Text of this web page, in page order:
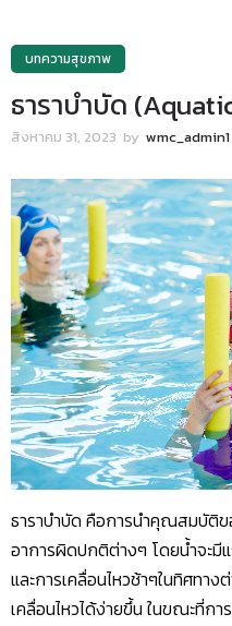
บทความสุขภาพ
ธาราบำบัด
สิงหาคม 31, 2023 by wmc_admin1
ธาราบำบัด คือการนำคุณสมบัติข
อาการผิดปกติต่างๆ โดยน้ำจะ
และการเคลื่อนไหวช้าๆในทิศทา
เคลื่อนไหวได้ง่ายขึ้น ในขณะที่กา